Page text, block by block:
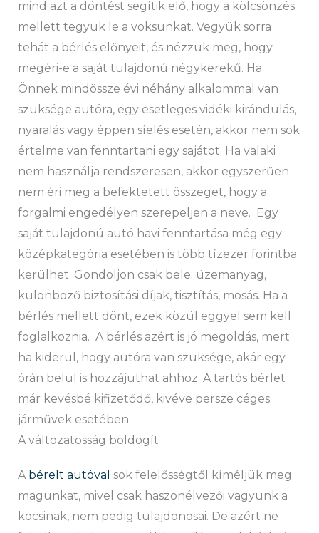
mind azt a döntést segítik elő, hogy a kölcsönzés
mellett tegyük le a voksunkat. Vegyük sorra
tehát a bérlés előnyeit, és nézzük meg, hogy
megéri-e a saját tulajdonú négykerekű. Ha
Önnek mindössze évi néhány alkalommal van
szüksége autóra, egy esetleges vidéki kirándulás,
nyaralás vagy éppen síelés esetén, akkor nem sok
értelme van fenntartani egy sajátot. Ha valaki
nem használja rendszeresen, akkor egyszerűen
nem éri meg a befektetett összeget, hogy a
forgalmi engedélyen szerepeljen a neve. Egy
saját tulajdonú autó havi fenntartása még egy
középkategória esetében is több tízezer forintba
kerülhet. Gondoljon csak bele: üzemanyag,
különböző biztosítási díjak, tisztítás, mosás. Ha a
bérlés mellett dönt, ezek közül eggyel sem kell
foglalkoznia. A bérlés azért is jó megoldás, mert
ha kiderül, hogy autóra van szüksége, akár egy
órán belül is hozzájuthat ahhoz. A tartós bérlet
már kevésbé kifizetődő, kivéve persze céges
járművek esetében.
A változatosság boldogít
A bérelt autóval sok felelősségtől kíméljük meg
magunkat, mivel csak haszonélvezői vagyunk a
kocsinak, nem pedig tulajdonosai. De azért ne